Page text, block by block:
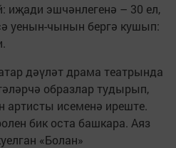
эшчәнлегенә – 30 ел,
уенын-чынын бергә кушып:
дәүләт драма театрында
образлар тудырып,
артисты исеменә иреште.
бик оста башкара. Аяз
«Болан»